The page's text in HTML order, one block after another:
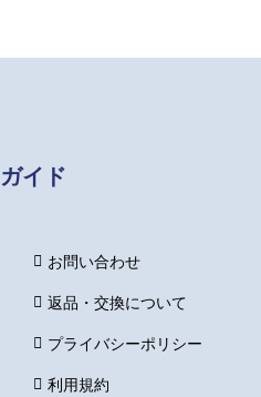
ガイド
お問い合わせ
返品・交換について
プライバシーポリシー
利用規約